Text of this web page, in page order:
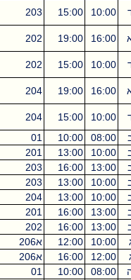
10:00
15:00
203
16:00
19:00
202
10:00
15:00
202
16:00
19:00
204
10:00
15:00
204
08:00
10:00
10:00
13:00
201
13:00
16:00
203
10:00
13:00
203
10:00
13:00
204
13:00
16:00
201
13:00
16:00
202
10:00
12:00
12:00
16:00
08:00
10:00